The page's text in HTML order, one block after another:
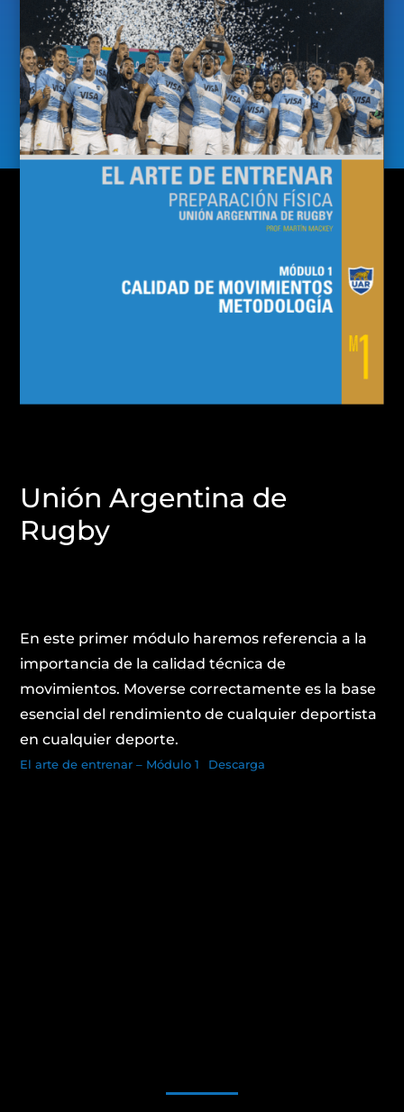
Unión Argentina de
Rugby
En este primer módulo haremos referencia a la
importancia de la calidad técnica de
movimientos. Moverse correctamente es la base
esencial del rendimiento de cualquier deportista
en cualquier deporte.
El arte de entrenar – Módulo 1 Descarga